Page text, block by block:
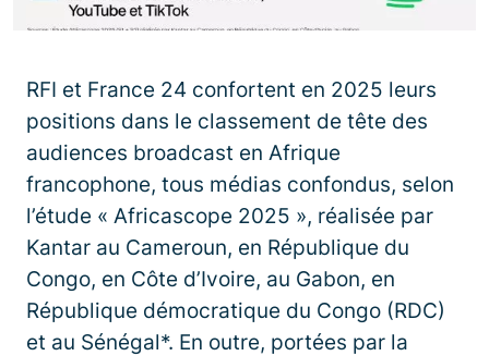
RFI et France 24 confortent en 2025 leurs
positions dans le classement de tête des
audiences broadcast en Afrique
francophone, tous médias confondus, selon
l’étude « Africascope 2025 », réalisée par
Kantar au Cameroun, en République du
Congo, en Côte d’Ivoire, au Gabon, en
République démocratique du Congo (RDC)
et au Sénégal*. En outre, portées par la